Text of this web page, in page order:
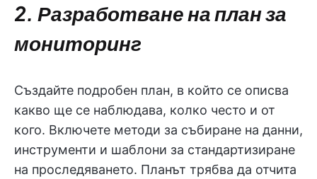
2. Разработване на план за
мониторинг
Създайте подробен план, в който се описва
какво ще се наблюдава, колко често и от
кого. Включете методи за събиране на данни,
инструменти и шаблони за стандартизиране
на проследяването. Планът трябва да отчита